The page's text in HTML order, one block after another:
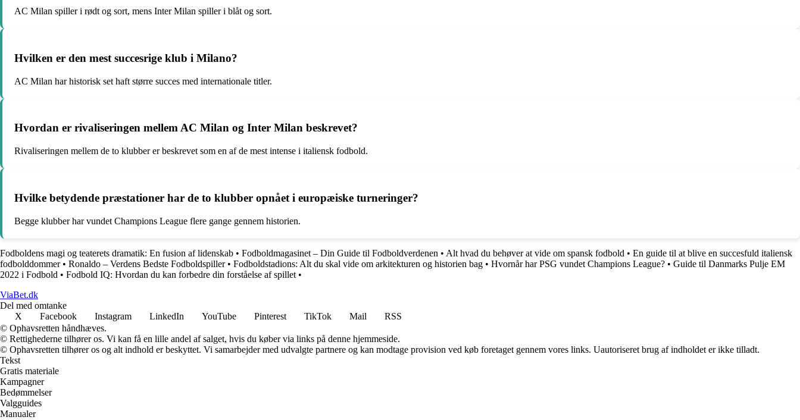
AC Milan spiller i rødt og sort, mens Inter Milan spiller i blåt og sort.
Hvilken er den mest succesrige klub i Milano?
AC Milan har historisk set haft større succes med internationale titler.
Hvordan er rivaliseringen mellem AC Milan og Inter Milan beskrevet?
Rivaliseringen mellem de to klubber er beskrevet som en af de mest intense i italiensk fodbold.
Hvilke betydende præstationer har de to klubber opnået i europæiske turneringer?
Begge klubber har vundet Champions League flere gange gennem historien.
Fodboldens magi og teaterets dramatik: En fusion af lidenskab • Fodboldmagasinet – Din Guide til Fodboldverdenen • Alt hvad du behøver at vide om spansk fodbold • En guide til at blive en succesfuld italiensk
fodbolddommer• Ronaldo – Verdens Bedste Fodboldspiller• Fodboldstadions: Alt du skal vide om arkitekturen og historien bag • Hvornår har PSG vundet Champions League? • Guide til Danmarks Pulje EM
2022 i Fodbold • Fodbold IQ: Hvordan du kan forbedre din forståelse af spillet •
ViaBet.dk
Del med omtanke
X
Facebook Instagram LinkedIn YouTube Pinterest TikTok Mail
RSS
© Ophavsretten håndhæves.
© Rettighederne tilhører os. Vi kan få en lille andel af salget, hvis du køber via links på denne hjemmeside.
© Ophavsretten tilhører os og alt indhold er beskyttet. Vi samarbejder med udvalgte partnere og kan modtage provision ved køb foretaget gennem vores links. Uautoriseret brug af indholdet er ikke tilladt.
Tekst
Gratis materiale
Kampagner
Bedømmelser
Valgguides
Manualer